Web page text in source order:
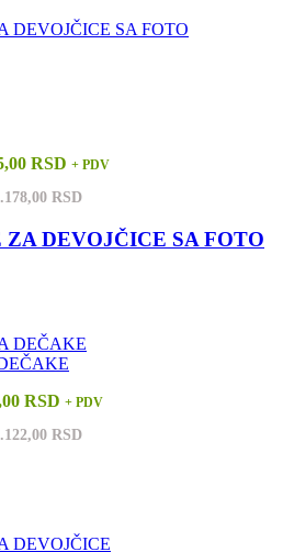
RSD + PDV
RSD
ZA DEVOJČICE SA FOTO
RSD + PDV
RSD